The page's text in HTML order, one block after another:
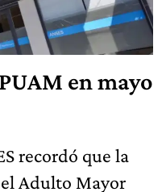
en mayo
recordó que la
Adulto Mayor